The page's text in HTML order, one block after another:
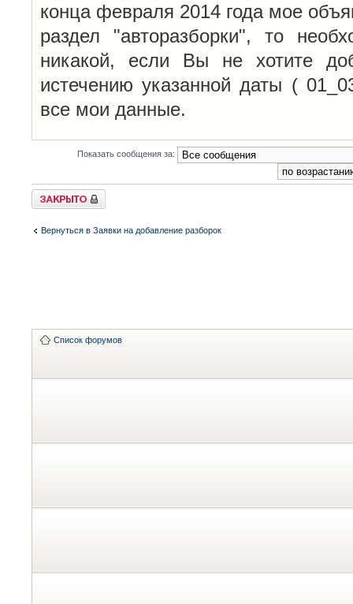
конца февраля 2014 года мое
раздел "авторазборки", то
никакой, если Вы не хотите
истечению указанной даты (
все мои данные.
Показать сообщения за:
Закрыто
Вернуться в Заявки на добавление разборок
Список форумов